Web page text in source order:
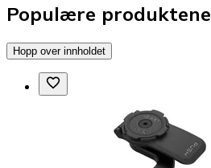
Populære produktene
Hopp over innholdet